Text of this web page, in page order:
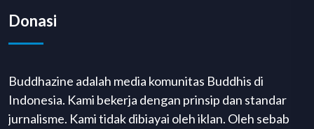
Donasi
Buddhazine adalah media komunitas Buddhis di
Indonesia. Kami bekerja dengan prinsip dan standar
jurnalisme. Kami tidak dibiayai oleh iklan. Oleh sebab